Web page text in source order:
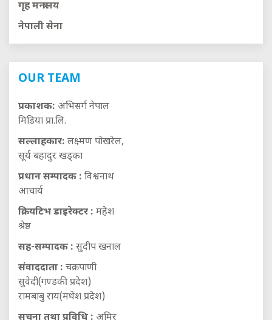
गृह मन्त्रालय
नेपाली सेना
OUR TEAM
प्रकाशक: अभिसर्ग नेपाल
मिडिया प्रा.लि.
सल्लाहकार: लक्ष्मण पोखरेल,
सूर्य बहादुर खड्का
प्रधान सम्पादक : विश्वनाथ
आचार्य
क्रियटिभ डाइरेक्टर : महेश
श्रेष्ठ
सह-सम्पादक : सुदीप खनाल
संवाददाता : चक्रपाणी
सुवेदी(गण्डकी प्रदेश)
रामबाबु राय(मधेश प्रदेश)